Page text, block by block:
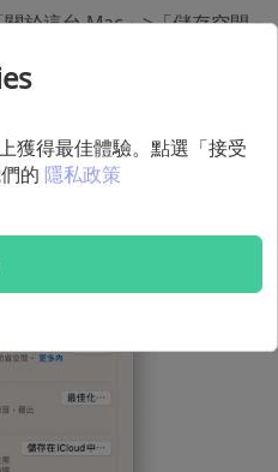
於這台 Mac」>「儲存空間」
系統資料所佔用的空間大
獲得最佳體驗。點選「接受
的 隱私政策